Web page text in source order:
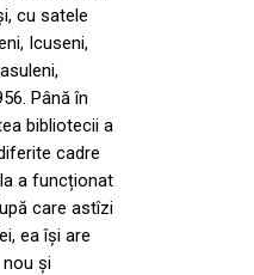
cu satele
Icuseni,
Până în
bibliotecii a
cadre
a funcționat
care astîzi
ea își are
și